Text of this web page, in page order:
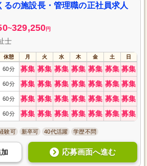
るの施設長・管理職の正社員求人
~329,250円
士
休憩 月 火 水 木 金 土 日
60分 募集 募集 募集 募集 募集 募集 募集
60分 募集 募集 募集 募集 募集 募集 募集
60分 募集 募集 募集 募集 募集 募集 募集
60分 募集 募集 募集 募集 募集 募集 募集
験可 新卒可 40代活躍 学歴不問
応募画面へ進む